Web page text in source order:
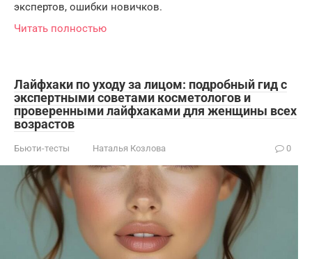
экспертов, ошибки новичков.
Читать полностью
Лайфхаки по уходу за лицом: подробный гид с
экспертными советами косметологов и
проверенными лайфхаками для женщины всех
возрастов
Бьюти-тесты Наталья Козлова 0